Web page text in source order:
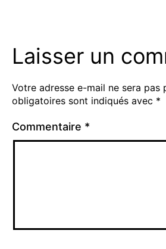
Laisser un
Votre adresse e-mail ne sera pas
obligatoires sont indiqués avec *
Commentaire *